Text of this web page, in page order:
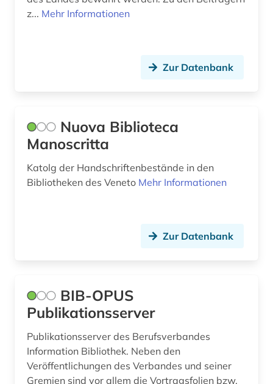
novemberrevolution (1)
objekt (1)
osteuropa (1)
ratgeber (1)
recht (1)
renaissance (2)
z... Mehr Informationen
Zur Datenbank
Nuova Biblioteca
Manoscritta
Katolg der Handschriftenbestände in den
Bibliotheken des Veneto Mehr Informationen
Zur Datenbank
BIB-OPUS
Publikationsserver
Publikationsserver des Berufsverbandes
Information Bibliothek. Neben den
Veröffentlichungen des Verbandes und seiner
Gremien sind vor allem die Vortragsfolien bzw.